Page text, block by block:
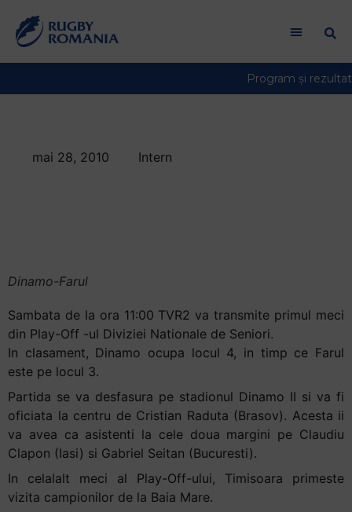
mai 28, 2010 Intern
Dinamo-Farul
Sambata de la ora 11:00 TVR2 va transmite primul meci
din Play-Off -ul Diviziei Nationale de Seniori.
In clasament, Dinamo ocupa locul 4, in timp ce Farul
este pe locul 3.
Partida se va desfasura pe stadionul Dinamo II si va fi
oficiata la centru de Cristian Raduta (Brasov). Acesta ii
va avea ca asistenti la cele doua margini pe Claudiu
Clapon (Iasi) si Gabriel Seitan (Bucuresti).
In celalalt meci al Play-Off-ului, Timisoara primeste
vizita campionilor de la Baia Mare.